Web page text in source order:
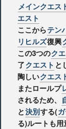
メインクエス
エスト
ここからテン
リヒルズ復興
この3つのク
了クエスト と
陶しいクエス
またロールプ
されるため、
と決別する(
る)ルートも